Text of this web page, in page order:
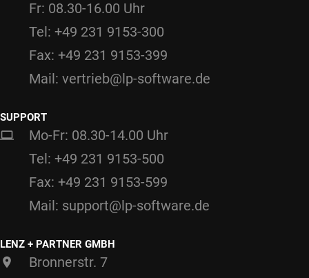
Fr: 08.30-16.00 Uhr
Tel: +49 231 9153-300
Fax: +49 231 9153-399
Mail: vertrieb@lp-software.de
SUPPORT
Mo-Fr: 08.30-14.00 Uhr
Tel: +49 231 9153-500
Fax: +49 231 9153-599
Mail: support@lp-software.de
LENZ + PARTNER GMBH
Bronnerstr. 7